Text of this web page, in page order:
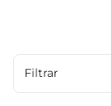
Filtrar